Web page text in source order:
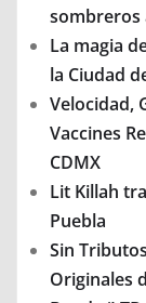
sombreros
La magia
la Ciudad
Velocidad,
Vaccines
CDMX
Lit Killah
Puebla
Sin
Originales